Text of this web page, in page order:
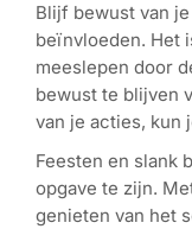
Blijf bewust van
beïnvloeden. Het
meeslepen door
bewust te blijven
van je acties, kun
Feesten en slank
opgave te zijn.
genieten van het